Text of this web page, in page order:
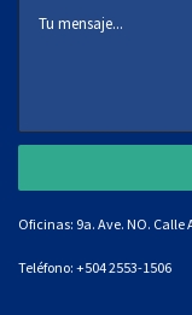
Oficinas: 9a. Ave. NO. Calle
Teléfono: +504 2553-1506